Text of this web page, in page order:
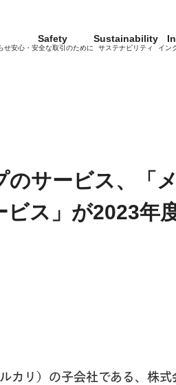
せ
Safety
安心・安全な取引のために
Sustainability
サステナビリティ イン
のサービス、「
ビス」が2023年
カリ）の子会社である、株